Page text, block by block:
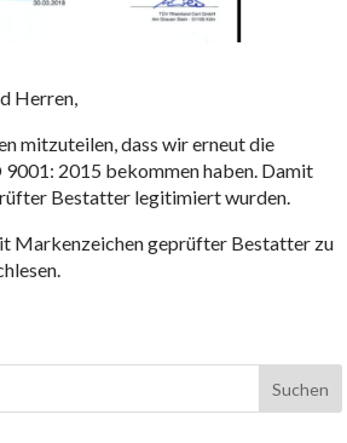
Herren,
mitzuteilen, dass wir erneut die
2015 bekommen haben. Damit
Bestatter legitimiert wurden.
Markenzeichen geprüfter Bestatter zu